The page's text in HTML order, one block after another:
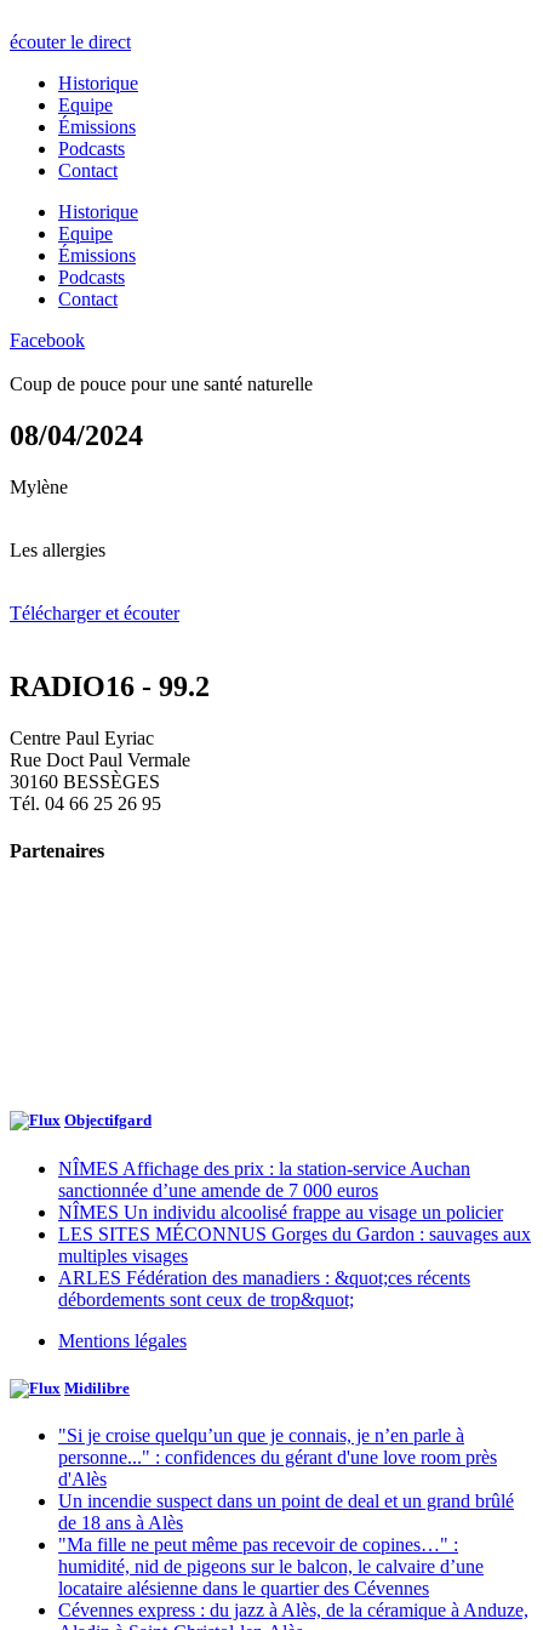
écouter le direct
Historique
Equipe
Émissions
Podcasts
Contact
Historique
Equipe
Émissions
Podcasts
Contact
Facebook
Coup de pouce pour une santé naturelle
08/04/2024
Mylène
Les allergies
Télécharger et écouter
RADIO16 - 99.2
Centre Paul Eyriac
Rue Doct Paul Vermale
30160 BESSÈGES
Tél. 04 66 25 26 95
Partenaires
Objectifgard
NÎMES Affichage des prix : la station-service Auchan
sanctionnée d’une amende de 7 000 euros
NÎMES Un individu alcoolisé frappe au visage un policier
LES SITES MÉCONNUS Gorges du Gardon : sauvages aux
multiples visages
ARLES Fédération des manadiers : &quot;ces récents
débordements sont ceux de trop&quot;
Mentions légales
Midilibre
"Si je croise quelqu’un que je connais, je n’en parle à
personne..." : confidences du gérant d'une love room près
d'Alès
Un incendie suspect dans un point de deal et un grand brûlé
de 18 ans à Alès
"Ma fille ne peut même pas recevoir de copines…" :
humidité, nid de pigeons sur le balcon, le calvaire d’une
locataire alésienne dans le quartier des Cévennes
Cévennes express : du jazz à Alès, de la céramique à Anduze,